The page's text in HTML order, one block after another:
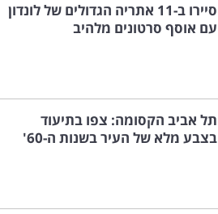
סיירו ב-11 אתריה הגדולים של לונדון
עם אוסף סרטונים מלהיב
תל אביב הקסומה: צפו בתיעוד
בצבע מלא של העיר בשנות ה-60'